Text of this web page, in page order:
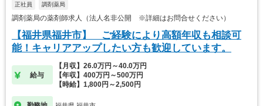
正社員 調剤薬局
調剤薬局の薬剤師求人（法人名非公開 ※詳細はお問合せください）
【福井県福井市】 ご経験により高額年収も相談可
能！キャリアアップしたい方も歓迎しています。
給与
【月収】26.0万円～40.0万円
【年収】400万円～500万円
【時給】1,800円～2,500円